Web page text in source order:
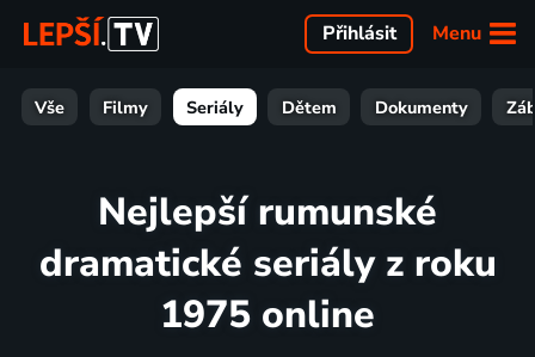
Menu
Přihlásit
Vše Filmy Seriály Dětem Dokumenty
Nejlepší rumunské
dramatické seriály z roku
1975 online